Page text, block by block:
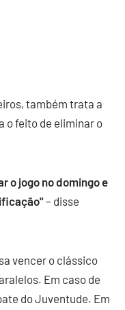
também trata a
o feito de eliminar o
o jogo no domingo e
– disse
vencer o clássico
Em caso de
do Juventude. Em